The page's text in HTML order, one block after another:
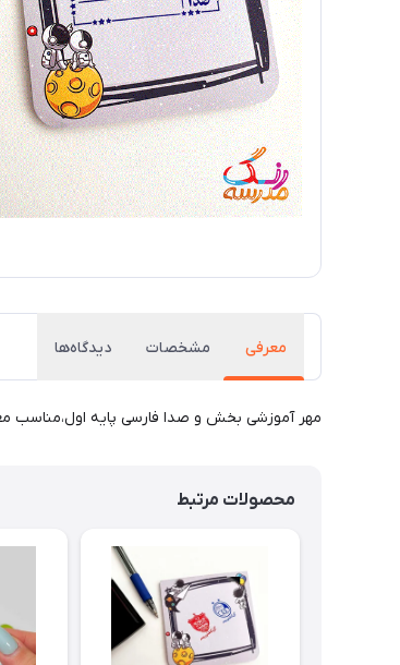
معرفی مشخصات دیدگاه‌ها
مهر آموزشی بخش و صدا فارسی پایه اول،مناسب
محصولات مرتبط